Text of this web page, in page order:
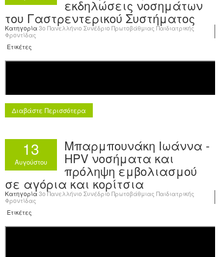
εκδηλώσεις νοσημάτων
του Γαστρεντερικού Συστήματος
Κατηγορία3o Πανελλήνιο Συνέδριο Πρωτοβάθμιας Παιδιατρικής
Φροντίδας
Ετικέτες
Διαβάστε Περισσότερα
13
Αυγούστου
Μπαρμπουνάκη Ιωάννα -
HPV νοσήματα και
πρόληψη εμβολιασμού
σε αγόρια και κορίτσια
Κατηγορία3o Πανελλήνιο Συνέδριο Πρωτοβάθμιας Παιδιατρικής
Φροντίδας
Ετικέτες